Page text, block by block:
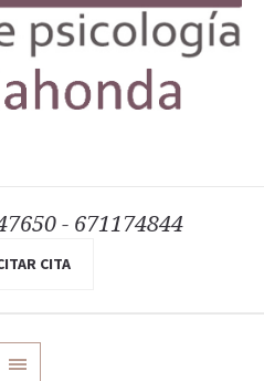
- 671174844
CITA